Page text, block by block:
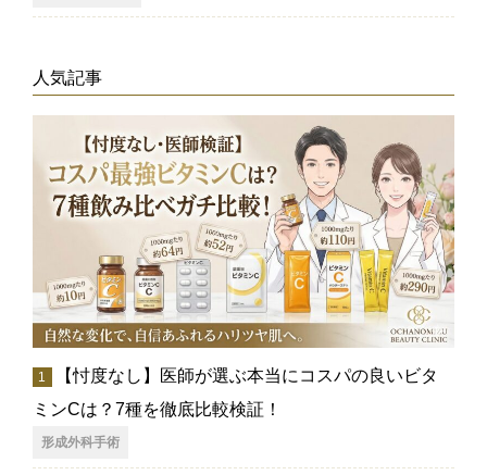
人気記事
【忖度なし】医師が選ぶ本当にコスパの良いビタ
ミンCは？7種を徹底比較検証！
形成外科手術